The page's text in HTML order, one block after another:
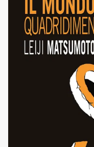
è antica quanto
stessa fattura,
per [']